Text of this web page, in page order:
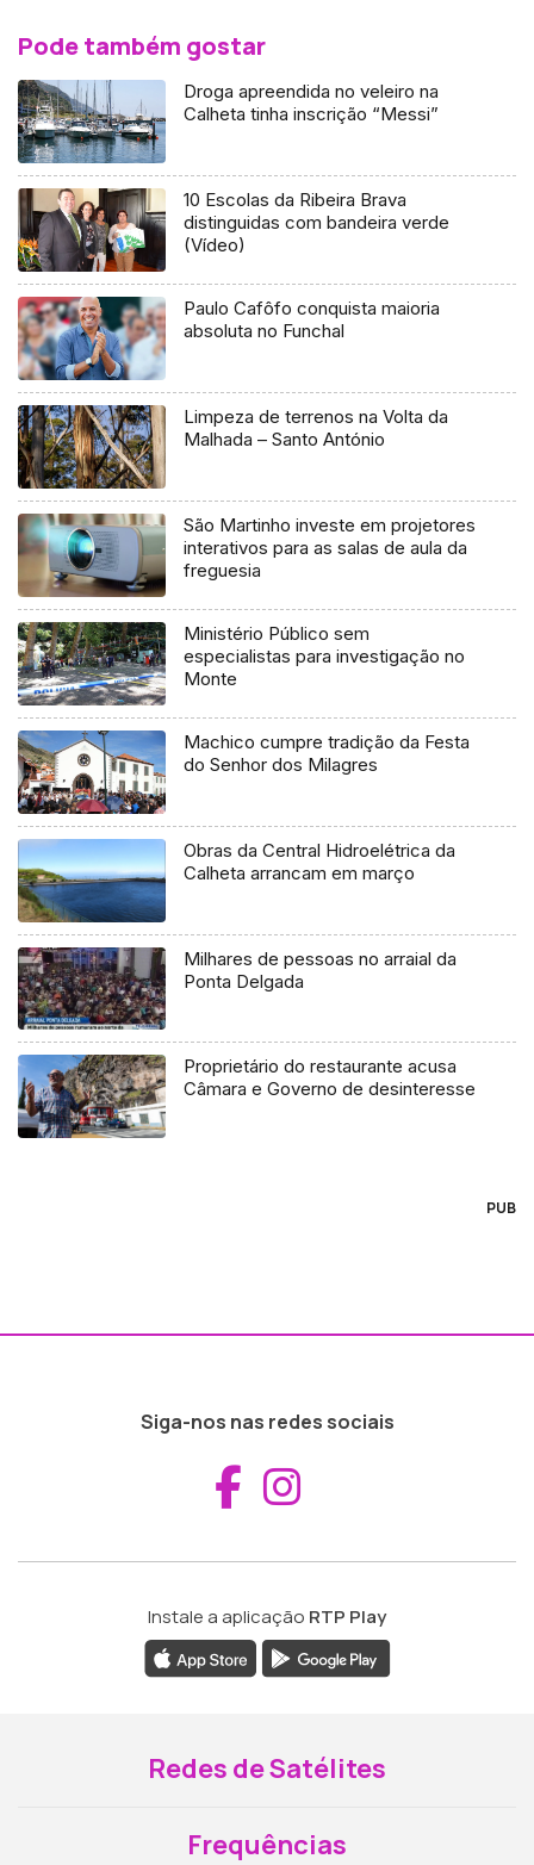
Pode também gostar
Droga apreendida no veleiro na
Calheta tinha inscrição “Messi”
10 Escolas da Ribeira Brava
distinguidas com bandeira verde
(Vídeo)
Paulo Cafôfo conquista maioria
absoluta no Funchal
Limpeza de terrenos na Volta da
Malhada – Santo António
São Martinho investe em projetores
interativos para as salas de aula da
freguesia
Ministério Público sem
especialistas para investigação no
Monte
Machico cumpre tradição da Festa
do Senhor dos Milagres
Obras da Central Hidroelétrica da
Calheta arrancam em março
Milhares de pessoas no arraial da
Ponta Delgada
Proprietário do restaurante acusa
Câmara e Governo de desinteresse
PUB
Siga-nos nas redes sociais
Aceder ao
Instale a aplicação RTP Play
Redes de Satélites
Frequências